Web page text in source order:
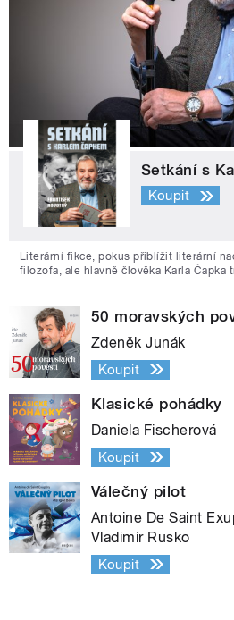
Setkání s
Koupit
Literární fikce, pokus přiblížit literární
filozofa, ale hlavně člověka Karla Čapka
50 moravských
Zdeněk Junák
Koupit
Klasické pohádky
Daniela Fischerová
Koupit
Válečný pilot
Antoine De Saint
Vladimír Rusko
Koupit